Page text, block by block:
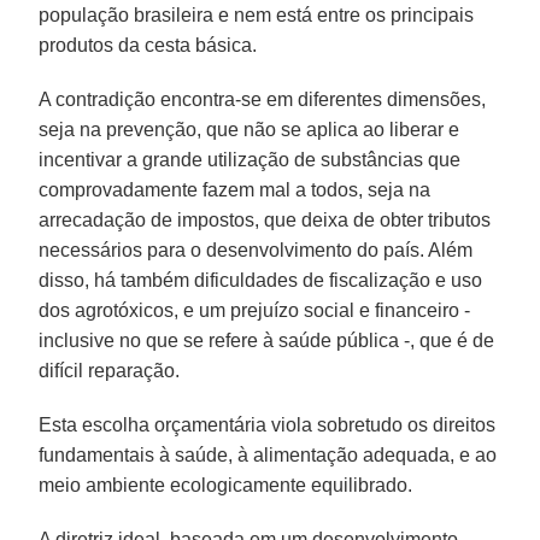
população brasileira e nem está entre os principais
produtos da cesta básica.
A contradição encontra-se em diferentes dimensões,
seja na prevenção, que não se aplica ao liberar e
incentivar a grande utilização de substâncias que
comprovadamente fazem mal a todos, seja na
arrecadação de impostos, que deixa de obter tributos
necessários para o desenvolvimento do país. Além
disso, há também dificuldades de fiscalização e uso
dos agrotóxicos, e um prejuízo social e financeiro -
inclusive no que se refere à saúde pública -, que é de
difícil reparação.
Esta escolha orçamentária viola sobretudo os direitos
fundamentais à saúde, à alimentação adequada, e ao
meio ambiente ecologicamente equilibrado.